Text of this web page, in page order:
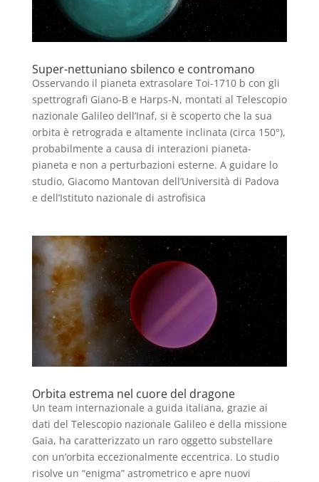
Super-nettuniano sbilenco e contromano
Osservando il pianeta extrasolare Toi-1710 b con gli
spettrografi Giano-B e Harps-N, montati al Telescopio
nazionale Galileo dell’Inaf, si è scoperto che la sua
orbita è retrograda e altamente inclinata (circa 150°),
probabilmente a causa di interazioni pianeta-
pianeta e non a perturbazioni esterne. A guidare lo
studio, Giacomo Mantovan dell’Università di Padova
e dell’Istituto nazionale di astrofisica
Orbita estrema nel cuore del dragone
Un team internazionale a guida italiana, grazie ai
dati del Telescopio nazionale Galileo e della missione
Gaia, ha caratterizzato un raro oggetto substellare
con un’orbita eccezionalmente eccentrica. Lo studio
risolve un “enigma” astrometrico e apre nuovi